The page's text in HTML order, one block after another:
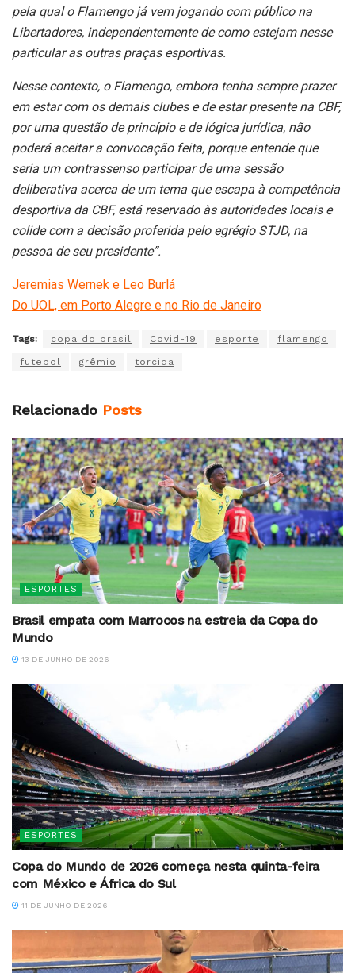
pela qual o Flamengo já vem jogando com público na
Libertadores, independentemente de como estejam nesse
particular as outras praças esportivas.
Nesse contexto, o Flamengo, embora tenha sempre prazer
em estar com os demais clubes e de estar presente na CBF,
por uma questão de princípio e de lógica jurídica, não
poderá aceitar a convocação feita, porque entende que
seria um contrassenso participar de uma sessão
deliberativa acerca de um tema que escapa à competência
desportiva da CBF, está reservado às autoridades locais e
colide com a decisão proferida pelo egrégio STJD, na
pessoa de seu presidente”.
Jeremias Wernek e Leo Burlá
Do UOL, em Porto Alegre e no Rio de Janeiro
Tags: copa do brasil Covid-19 esporte flamengo
futebol grêmio torcida
Relacionado Posts
ESPORTES
Brasil empata com Marrocos na estreia da Copa do
Mundo
13 DE JUNHO DE 2026
ESPORTES
Copa do Mundo de 2026 começa nesta quinta-feira
com México e África do Sul
11 DE JUNHO DE 2026